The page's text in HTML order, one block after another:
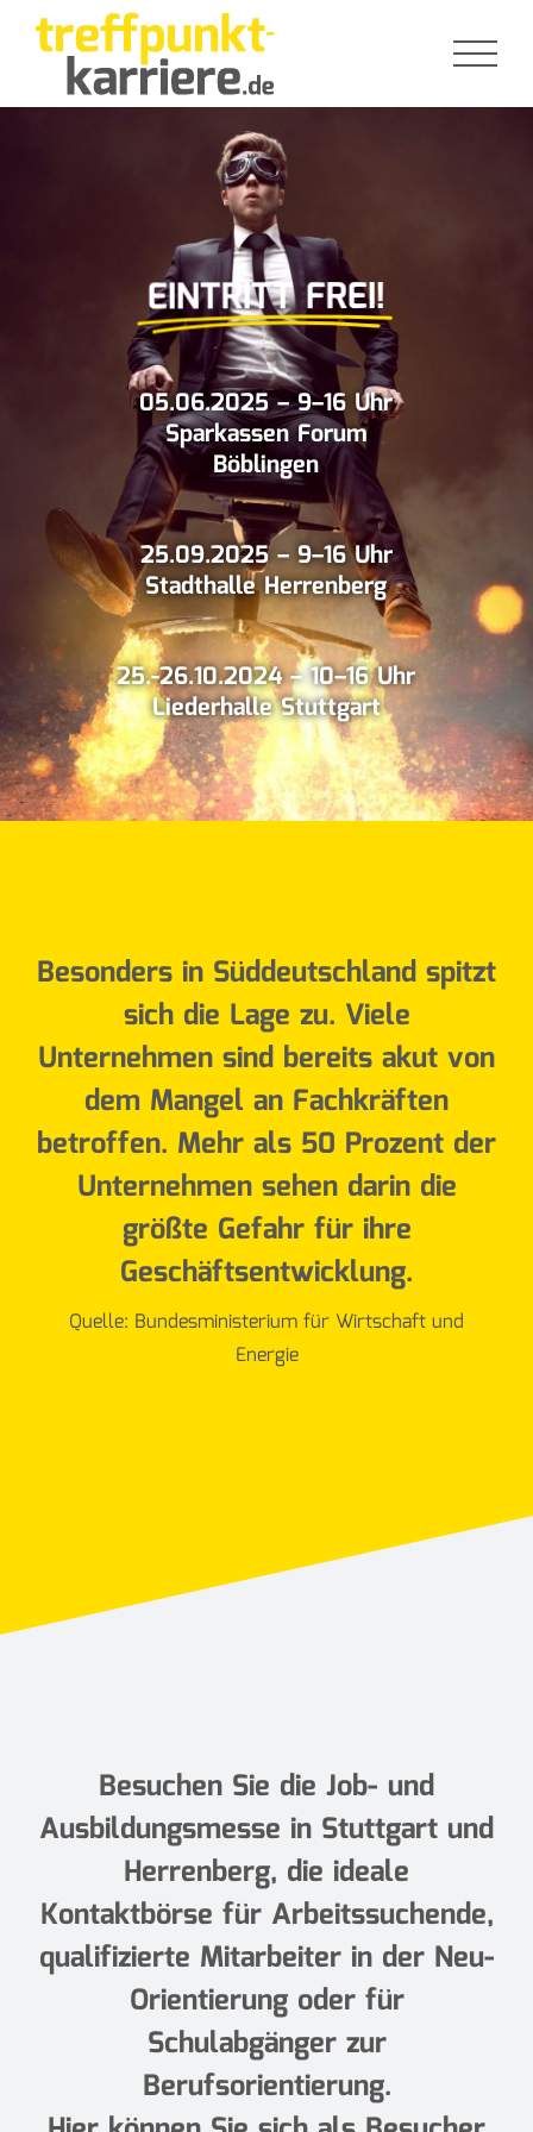
Inhalt
05.06.2025 – 9–16 Uhr
Sparkassen Forum
Böblingen
25.09.2025 – 9–16 Uhr
Stadthalle Herrenberg
25.-26.10.2024 – 10–16 Uhr
Liederhalle Stuttgart
EINTRITT FREI!
Besonders in Süddeutschland spitzt
sich die Lage zu. Viele
Unternehmen sind bereits akut von
dem Mangel an Fachkräften
betroffen. Mehr als 50 Prozent der
Unternehmen sehen darin die
größte Gefahr für ihre
Geschäftsentwicklung.
Quelle: Bundesministerium für Wirtschaft und
Energie
Besuchen Sie die Job- und
Ausbildungsmesse in Stuttgart und
Herrenberg, die ideale
Kontaktbörse für Arbeitssuchende,
qualifizierte Mitarbeiter in der Neu-
Orientierung oder für
Schulabgänger zur
Berufsorientierung.